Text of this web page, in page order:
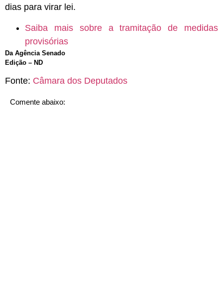
dias para virar lei.
Saiba mais sobre a tramitação de medidas
provisórias
Da Agência Senado
Edição – ND
Fonte: Câmara dos Deputados
Comente abaixo: